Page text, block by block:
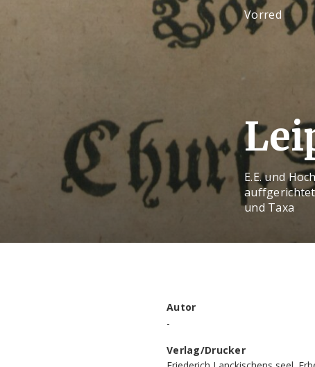
Vorred
E.E. und
und Taxa
Autor
-
Verlag/Drucker